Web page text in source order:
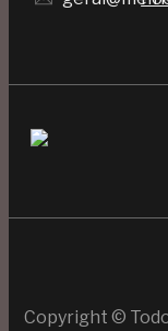
Copyright ©